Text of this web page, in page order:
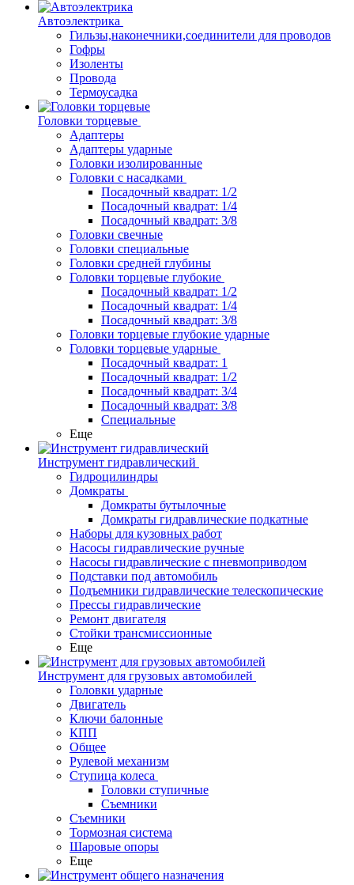
Автоэлектрика
Гильзы,наконечники,соединители для проводов
Гофры
Изоленты
Провода
Термоусадка
Головки торцевые
Адаптеры
Адаптеры ударные
Головки изолированные
Головки с насадками
Посадочный квадрат: 1/2
Посадочный квадрат: 1/4
Посадочный квадрат: 3/8
Головки свечные
Головки специальные
Головки средней глубины
Головки торцевые глубокие
Посадочный квадрат: 1/2
Посадочный квадрат: 1/4
Посадочный квадрат: 3/8
Головки торцевые глубокие ударные
Головки торцевые ударные
Посадочный квадрат: 1
Посадочный квадрат: 1/2
Посадочный квадрат: 3/4
Посадочный квадрат: 3/8
Специальные
Еще
Инструмент гидравлический
Гидроцилиндры
Домкраты
Домкраты бутылочные
Домкраты гидравлические подкатные
Наборы для кузовных работ
Насосы гидравлические ручные
Насосы гидравлические с пневмоприводом
Подставки под автомобиль
Подъемники гидравлические телескопические
Прессы гидравлические
Ремонт двигателя
Стойки трансмиссионные
Еще
Инструмент для грузовых автомобилей
Головки ударные
Двигатель
Ключи балонные
КПП
Общее
Рулевой механизм
Ступица колеса
Головки ступичные
Съемники
Съемники
Тормозная система
Шаровые опоры
Еще